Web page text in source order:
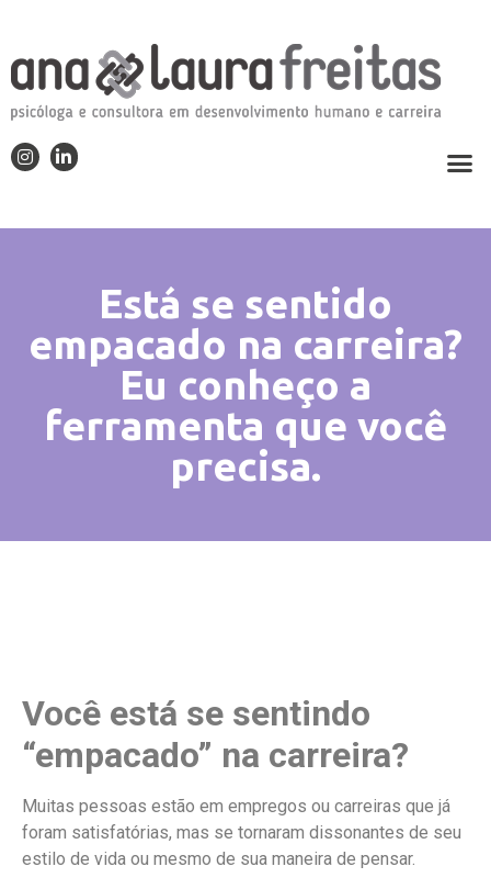
Está se sentido
empacado na carreira?
Eu conheço a
ferramenta que você
precisa.
Você está se sentindo
“empacado” na carreira?
Muitas pessoas estão em empregos ou carreiras que já
foram satisfatórias, mas se tornaram dissonantes de seu
estilo de vida ou mesmo de sua maneira de pensar.